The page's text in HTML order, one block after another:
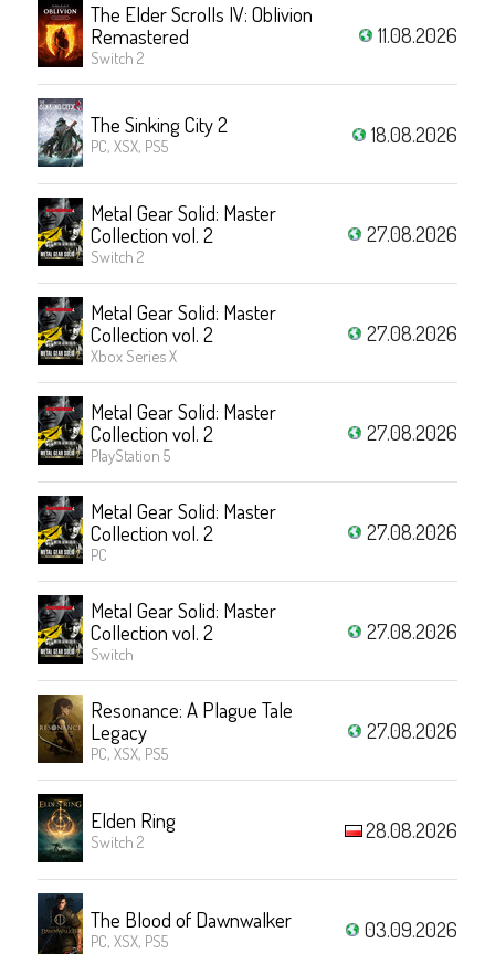
The Elder Scrolls IV: Oblivion
Remastered
Switch 2
11.08.2026
The Sinking City 2
PC, XSX, PS5 18.08.2026
Metal Gear Solid: Master
Collection vol. 2
Switch 2
27.08.2026
Metal Gear Solid: Master
Collection vol. 2
Xbox Series X
27.08.2026
Metal Gear Solid: Master
Collection vol. 2
PlayStation 5
27.08.2026
Metal Gear Solid: Master
Collection vol. 2
PC
27.08.2026
Metal Gear Solid: Master
Collection vol. 2
Switch
27.08.2026
Resonance: A Plague Tale
Legacy
PC, XSX, PS5
27.08.2026
Elden Ring
Switch 2 28.08.2026
The Blood of Dawnwalker
PC, XSX, PS5 03.09.2026